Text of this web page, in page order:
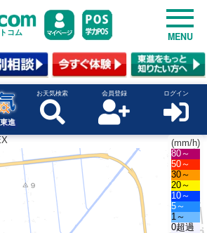
コム MENU
進
お天気検索 会員登録 ログイン
(mm/h)
80～
50～
30～
20～
10～
5～
1～
0超過